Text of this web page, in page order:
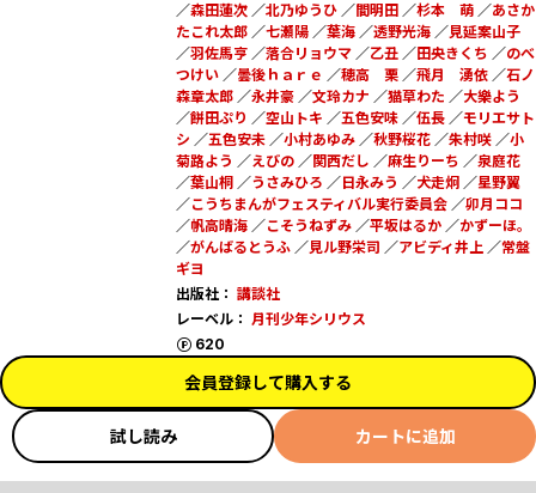
／森田蓮次／北乃ゆうひ／間明田 ／杉本 萌／あさか
たこれ太郎／七瀬陽／葉海／透野光海／見延案山子
／羽佐馬亨／落合リョウマ／乙丑／田央きくち ／のべ
つけい／曇後ｈａｒｅ ／穂高 栗／飛月 湧依／石ノ
森章太郎／永井豪／文玲カナ ／猫草わた ／大樂よう
／餅田ぷり ／空山トキ ／五色安味／伍長／モリエサト
シ ／五色安未／小村あゆみ／秋野桜花／朱村咲／小
菊路よう ／えびの／関西だし ／麻生りーち ／泉庭花
／葉山桐 ／うさみひろ ／日永みう ／犬走炯 ／星野翼
／こうちまんがフェスティバル実行委員会／卯月ココ
／帆高晴海／こそうねずみ／平坂はるか／かずーほ。
／がんばるとうふ／見ル野栄司 ／アビディ井上／常盤
ギヨ
出版社： 講談社
レーベル： 月刊少年シリウス
620
会員登録して購入する
試し読み カートに追加